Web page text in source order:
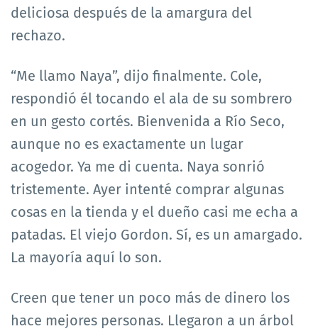
deliciosa después de la amargura del
rechazo.
“Me llamo Naya”, dijo finalmente. Cole,
respondió él tocando el ala de su sombrero
en un gesto cortés. Bienvenida a Río Seco,
aunque no es exactamente un lugar
acogedor. Ya me di cuenta. Naya sonrió
tristemente. Ayer intenté comprar algunas
cosas en la tienda y el dueño casi me echa a
patadas. El viejo Gordon. Sí, es un amargado.
La mayoría aquí lo son.
Creen que tener un poco más de dinero los
hace mejores personas. Llegaron a un árbol